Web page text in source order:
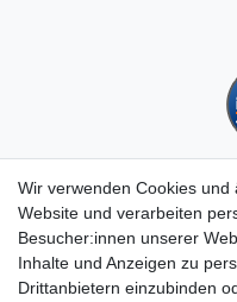
Kundenservice
Hotline: 07452 - 847 162
Wir verwenden Cookies
Website und verarbeiten
Besucher:innen unserer
Inhalte und Anzeigen zu
Drittanbietern einzubinden